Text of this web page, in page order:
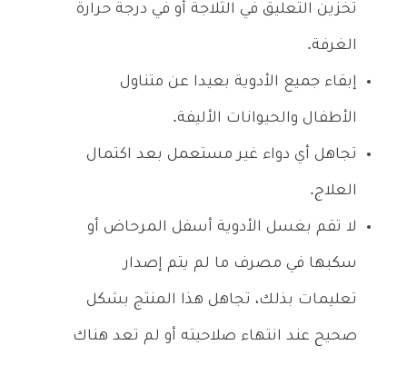
تخزين التعليق في الثلاجة أو في درجة حرارة
الغرفة.
إبقاء جميع الأدوية بعيدا عن متناول
الأطفال والحيوانات الأليفة.
تجاهل أي دواء غير مستعمل بعد اكتمال
العلاج.
لا تقم بغسل الأدوية أسفل المرحاض أو
سكبها في مصرف ما لم يتم إصدار
تعليمات بذلك، تجاهل هذا المنتج بشكل
صحيح عند انتهاء صلاحيته أو لم تعد هناك